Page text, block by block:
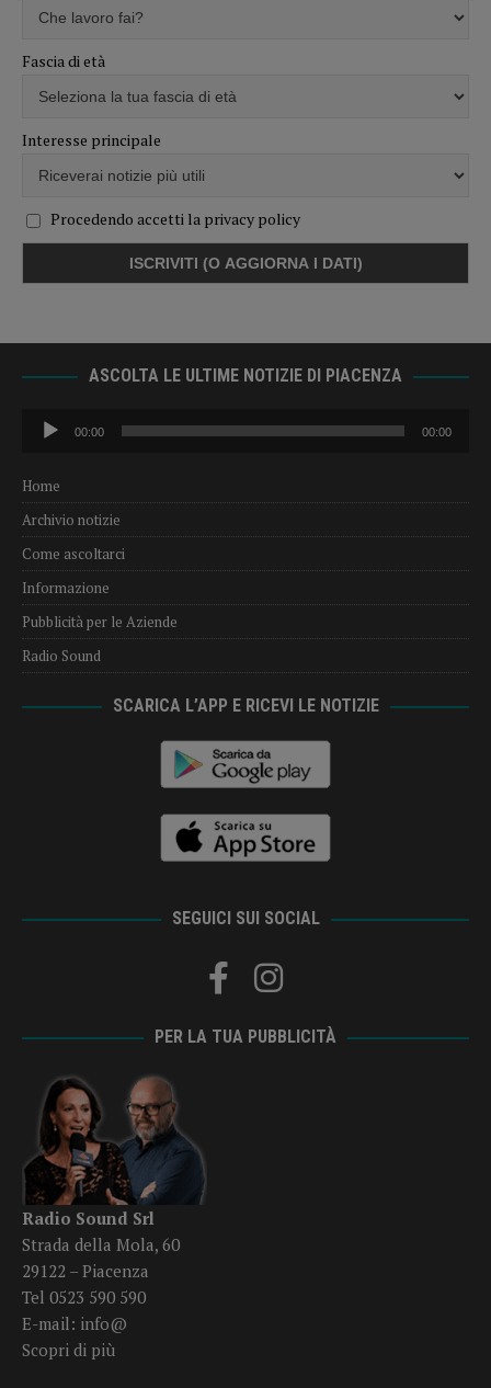
Fascia di età
Interesse principale
Procedendo accetti la privacy policy
ASCOLTA LE ULTIME NOTIZIE DI PIACENZA
Audio
Player
00:00 00:00
Home
Archivio notizie
Come ascoltarci
Informazione
Pubblicità per le Aziende
Radio Sound
SCARICA L’APP E RICEVI LE NOTIZIE
SEGUICI SUI SOCIAL
PER LA TUA PUBBLICITÀ
Radio Sound Srl
Strada della Mola, 60
29122 – Piacenza
Tel 0523 590 590
E-mail: info@
Scopri di più